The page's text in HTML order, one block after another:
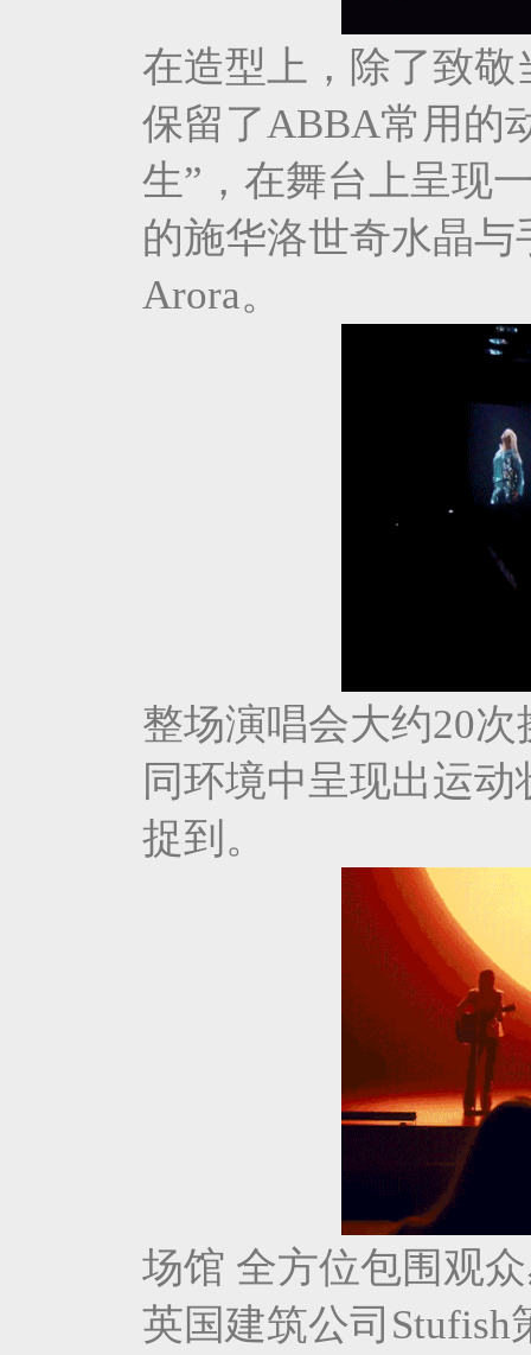
在造型上，除了致
保留了ABBA常用的
生”，在舞台上呈现
的施华洛世奇水晶
Arora。
整场演唱会大约20
同环境中呈现出运
捉到。
场馆 全方位包围观
英国建筑公司